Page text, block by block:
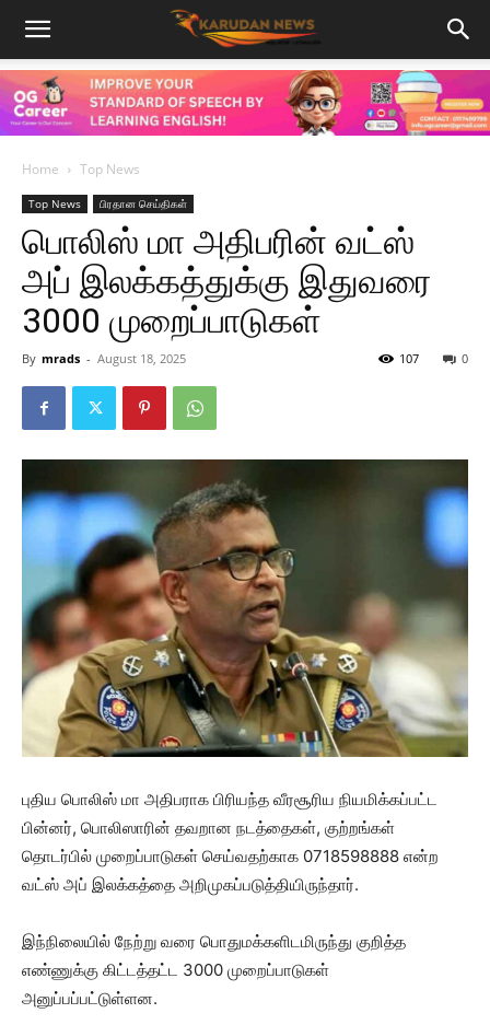
Home Top News
Top News பிரதான செய்திகள்
பொலிஸ் மா அதிபரின் வட்ஸ்
அப் இலக்கத்துக்கு இதுவரை
3000 முறைப்பாடுகள்
By mrads - August 18, 2025 0
107
புதிய பொலிஸ் மா அதிபராக பிரியந்த வீரசூரிய நியமிக்கப்பட்ட
பின்னர், பொலிஸாரின் தவறான நடத்தைகள், குற்றங்கள்
தொடர்பில் முறைப்பாடுகள் செய்வதற்காக 0718598888 என்ற
வட்ஸ் அப் இலக்கத்தை அறிமுகப்படுத்தியிருந்தார்.
இந்நிலையில் நேற்று வரை பொதுமக்களிடமிருந்து குறித்த
எண்ணுக்கு கிட்டத்தட்ட 3000 முறைப்பாடுகள்
அனுப்பப்பட்டுள்ளன.